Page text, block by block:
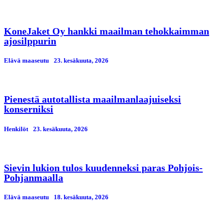
KoneJaket Oy hankki maailman tehokkaimman
ajosilppurin
Elävä maaseutu 23. kesäkuuta, 2026
Pienestä autotallista maailmanlaajuiseksi
konserniksi
Henkilöt 23. kesäkuuta, 2026
Sievin lukion tulos kuudenneksi paras Pohjois-
Pohjanmaalla
Elävä maaseutu 18. kesäkuuta, 2026